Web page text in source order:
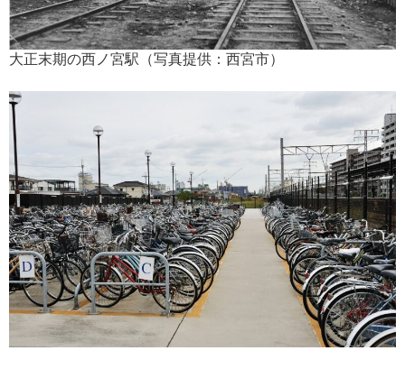
大正末期の西ノ宮駅（写真提供：西宮市）